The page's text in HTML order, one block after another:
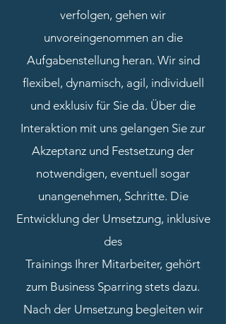
verfolgen, gehen wir
unvoreingenommen an die
Aufgabenstellung heran. Wir sind
flexibel, dynamisch, agil, individuell
und exklusiv für Sie da. Über die
Interaktion mit uns gelangen Sie zur
Akzeptanz und Festsetzung der
notwendigen, eventuell sogar
unangenehmen, Schritte. Die
Entwicklung der Umsetzung, inklusive
des
Trainings Ihrer Mitarbeiter, gehört
zum Business Sparring stets dazu.
Nach der Umsetzung begleiten wir